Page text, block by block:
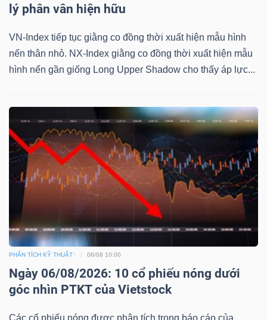
lý phân vân hiện hữu
VN-Index tiếp tục giằng co đồng thời xuất hiện mẫu hình
nến thân nhỏ. NX-Index giằng co đồng thời xuất hiện mẫu
hình nến gần giống Long Upper Shadow cho thấy áp lực...
PHÂN TÍCH KỸ THUẬT 06/08 10:00
Ngày 06/08/2026: 10 cổ phiếu nóng dưới
góc nhìn PTKT của Vietstock
Các cổ phiếu nóng được phân tích trong báo cáo của
YẾU
SỨC
KHỎE